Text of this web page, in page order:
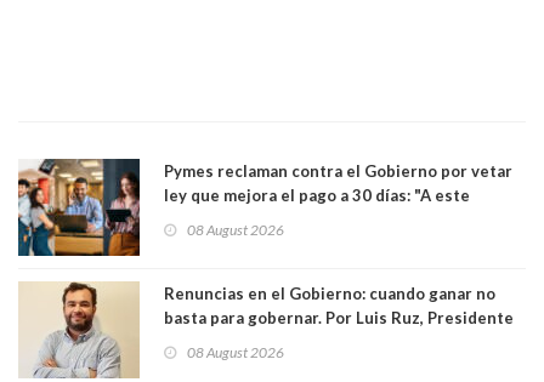
Pymes reclaman contra el Gobierno por vetar
ley que mejora el pago a 30 días: "A este
medianas empresas"
08 August 2026
Renuncias en el Gobierno: cuando ganar no
basta para gobernar. Por Luis Ruz, Presidente
08 August 2026